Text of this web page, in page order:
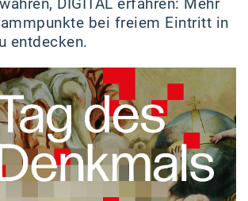
bei freiem Eintritt in
entdecken.